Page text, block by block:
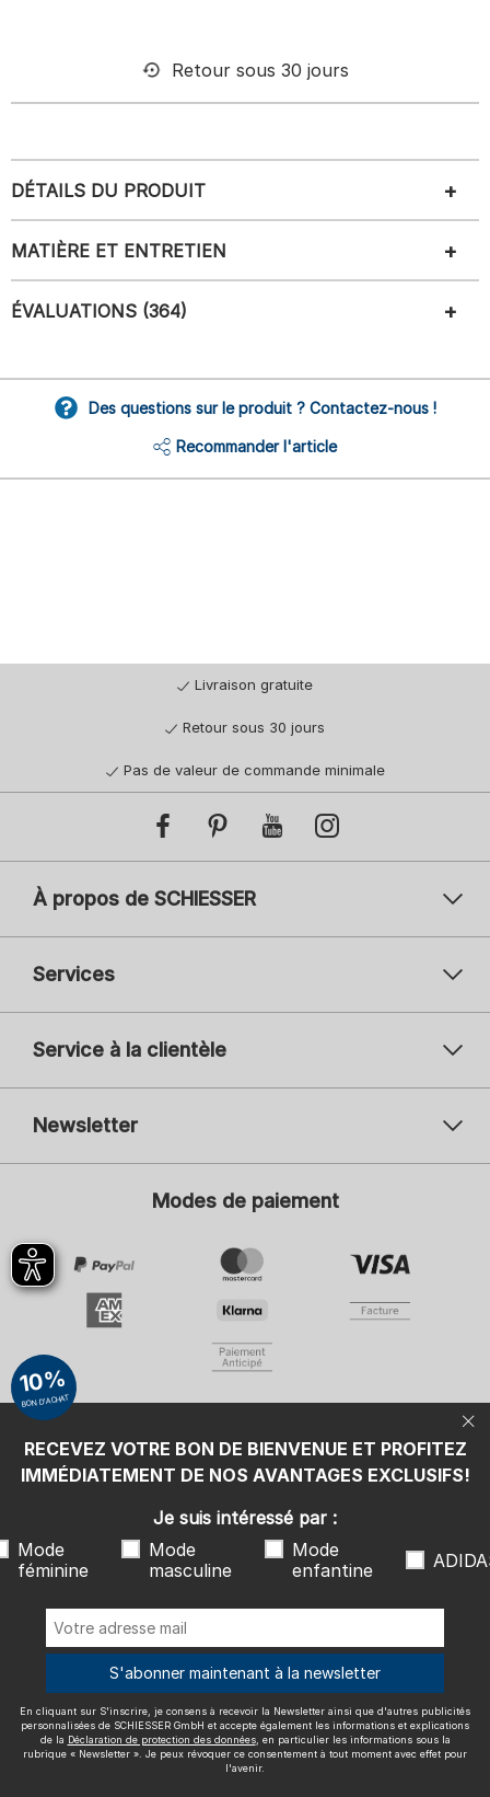
Retour sous 30 jours
DÉTAILS DU PRODUIT
MATIÈRE ET ENTRETIEN
ÉVALUATIONS (364)
Des questions sur le produit ? Contactez-nous !
Recommander l'article
Livraison gratuite
Retour sous 30 jours
Pas de valeur de commande minimale
À propos de SCHIESSER
Services
Service à la clientèle
Newsletter
S'inscrire
Je suis intéressé par :
Mode masculine
Mode enfantine
ADIDAS
En cliquant sur S'inscrire, je consens à recevoir la Newsletter ainsi que
d'autres publicités personnalisées de SCHIESSER GmbH et accepte
également les informations et explications de la
protection des données, en particulier les informations sous la
rubrique « Newsletter ». Je peux révoquer ce consentement à tout
Modes de paiement
Nous livrons avec
Excellente qualité
Plus d'informations sur nos évaluations
RECEVEZ VOTRE BON DE BIENVENUE ET PROFITEZ
IMMÉDIATEMENT DE NOS AVANTAGES EXCLUSIFS!
10%
BON D'ACHAT
Je suis intéressé par :
Mode
féminine
Mode
masculine
Mode
enfantine
S'abonner maintenant à la newsletter
En cliquant sur S'inscrire, je consens à recevoir la Newsletter ainsi que d'autres publicités
personnalisées de SCHIESSER GmbH et accepte également les informations et explications
de la Déclaration de protection des données, en particulier les informations sous la
rubrique « Newsletter ». Je peux révoquer ce consentement à tout moment avec effet pour
l'avenir.